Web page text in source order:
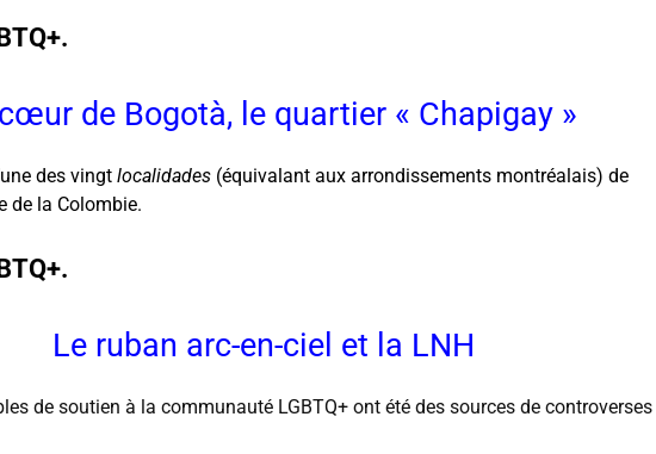
de Bogotà, le quartier « Chapigay »
des vingt localidades (équivalant aux arrondissements montréalais) de
de la Colombie.
Le ruban arc-en-ciel et la LNH
de soutien à la communauté LGBTQ+ ont été des sources de controverses